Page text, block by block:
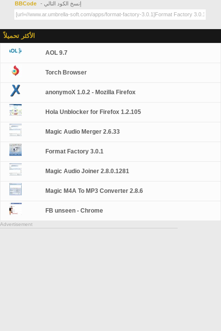
BBCode - إنسخ الكود التالي
الأكثر تحميلاً
AOL 9.7
Torch Browser
anonymoX 1.0.2 - Mozilla Firefox
Hola Unblocker for Firefox 1.2.105
Magic Audio Merger 2.6.33
Format Factory 3.0.1
Magic Audio Joiner 2.8.0.1281
Magic M4A To MP3 Converter 2.8.6
FB unseen - Chrome
Advertisement